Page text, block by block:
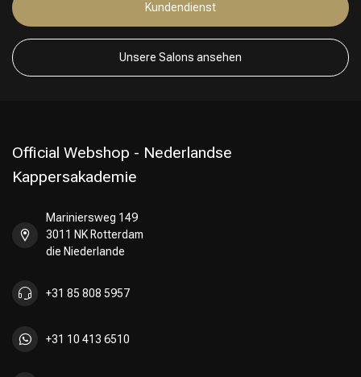
Kundendienst
Unsere Salons ansehen
Official Webshop - Nederlandse
Kappersakademie
Mariniersweg 149
3011 NK Rotterdam
die Niederlande
+31 85 808 5957
+31 10 413 6510